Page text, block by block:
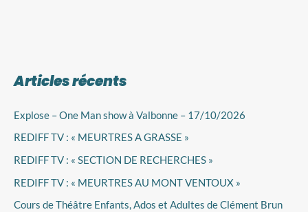
Articles récents
Explose – One Man show à Valbonne – 17/10/2026
REDIFF TV : « MEURTRES A GRASSE »
REDIFF TV : « SECTION DE RECHERCHES »
REDIFF TV : « MEURTRES AU MONT VENTOUX »
Cours de Théâtre Enfants, Ados et Adultes de Clément Brun
A
c
h
i
v
e